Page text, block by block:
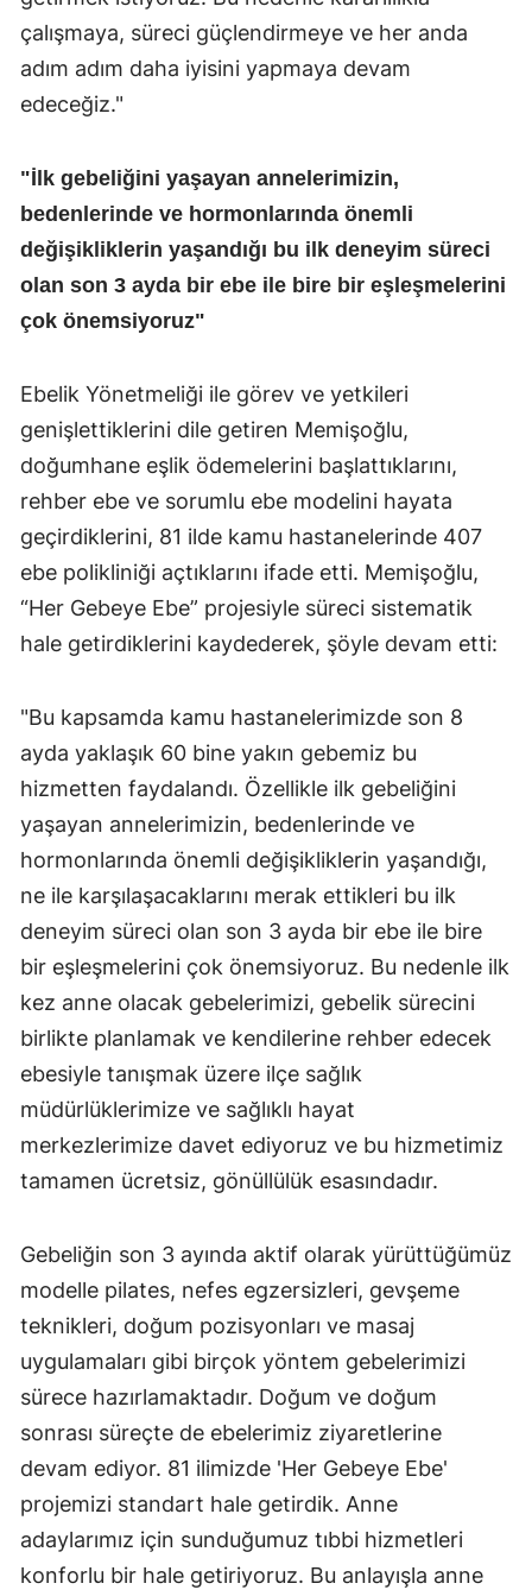
çalışmaya, süreci güçlendirmeye ve her anda
adım adım daha iyisini yapmaya devam
edeceğiz."
"İlk gebeliğini yaşayan annelerimizin,
bedenlerinde ve hormonlarında önemli
değişikliklerin yaşandığı bu ilk deneyim süreci
olan son 3 ayda bir ebe ile bire bir eşleşmelerini
çok önemsiyoruz"
Ebelik Yönetmeliği ile görev ve yetkileri
genişlettiklerini dile getiren Memişoğlu,
doğumhane eşlik ödemelerini başlattıklarını,
rehber ebe ve sorumlu ebe modelini hayata
geçirdiklerini, 81 ilde kamu hastanelerinde 407
ebe polikliniği açtıklarını ifade etti. Memişoğlu,
“Her Gebeye Ebe” projesiyle süreci sistematik
hale getirdiklerini kaydederek, şöyle devam etti:
"Bu kapsamda kamu hastanelerimizde son 8
ayda yaklaşık 60 bine yakın gebemiz bu
hizmetten faydalandı. Özellikle ilk gebeliğini
yaşayan annelerimizin, bedenlerinde ve
hormonlarında önemli değişikliklerin yaşandığı,
ne ile karşılaşacaklarını merak ettikleri bu ilk
deneyim süreci olan son 3 ayda bir ebe ile bire
bir eşleşmelerini çok önemsiyoruz. Bu nedenle ilk
kez anne olacak gebelerimizi, gebelik sürecini
birlikte planlamak ve kendilerine rehber edecek
ebesiyle tanışmak üzere ilçe sağlık
müdürlüklerimize ve sağlıklı hayat
merkezlerimize davet ediyoruz ve bu hizmetimiz
tamamen ücretsiz, gönüllülük esasındadır.
Gebeliğin son 3 ayında aktif olarak yürüttüğümüz
modelle pilates, nefes egzersizleri, gevşeme
teknikleri, doğum pozisyonları ve masaj
uygulamaları gibi birçok yöntem gebelerimizi
sürece hazırlamaktadır. Doğum ve doğum
sonrası süreçte de ebelerimiz ziyaretlerine
devam ediyor. 81 ilimizde 'Her Gebeye Ebe'
projemizi standart hale getirdik. Anne
adaylarımız için sunduğumuz tıbbi hizmetleri
konforlu bir hale getiriyoruz. Bu anlayışla anne